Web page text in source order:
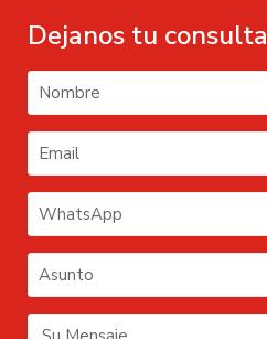
Dejanos tu consulta